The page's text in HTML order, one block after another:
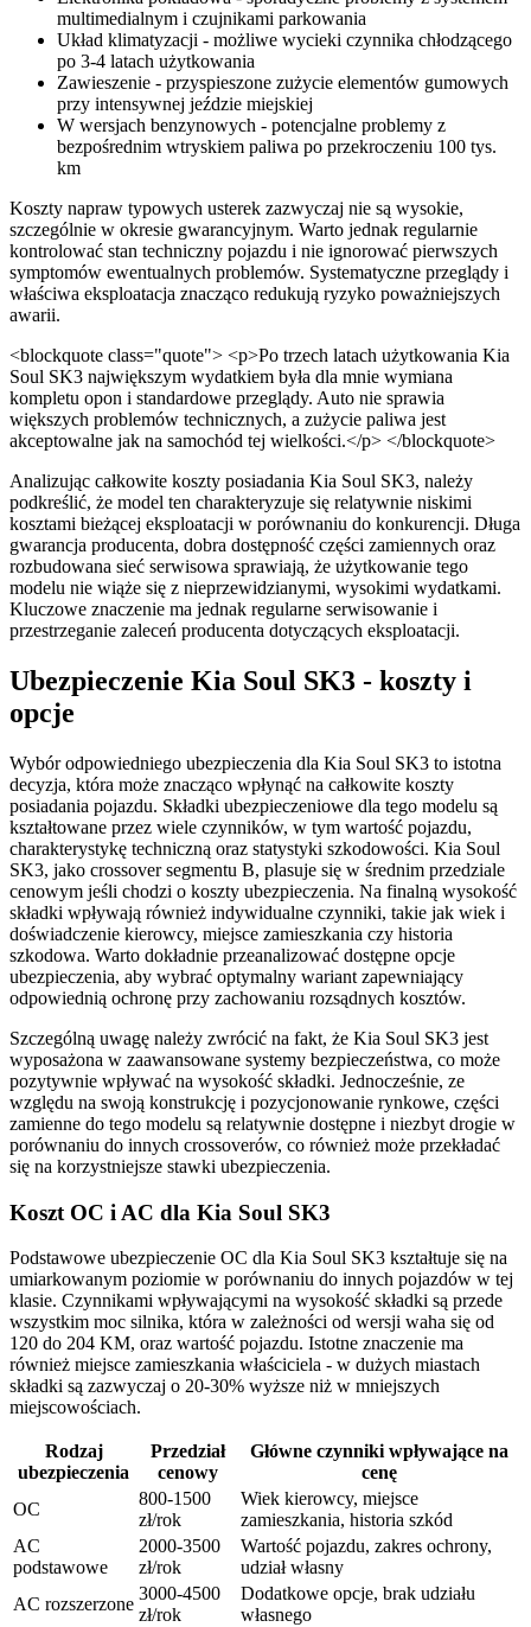
multimedialnym i czujnikami parkowania
Układ klimatyzacji - możliwe wycieki czynnika chłodzącego
po 3-4 latach użytkowania
Zawieszenie - przyspieszone zużycie elementów gumowych
przy intensywnej jeździe miejskiej
W wersjach benzynowych - potencjalne problemy z
bezpośrednim wtryskiem paliwa po przekroczeniu 100 tys.
km
Koszty napraw typowych usterek zazwyczaj nie są wysokie,
szczególnie w okresie gwarancyjnym. Warto jednak regularnie
kontrolować stan techniczny pojazdu i nie ignorować pierwszych
symptomów ewentualnych problemów. Systematyczne przeglądy i
właściwa eksploatacja znacząco redukują ryzyko poważniejszych
awarii.
<blockquote class="quote"> <p>Po trzech latach użytkowania Kia
Soul SK3 największym wydatkiem była dla mnie wymiana
kompletu opon i standardowe przeglądy. Auto nie sprawia
większych problemów technicznych, a zużycie paliwa jest
akceptowalne jak na samochód tej wielkości.</p> </blockquote>
Analizując całkowite koszty posiadania Kia Soul SK3, należy
podkreślić, że model ten charakteryzuje się relatywnie niskimi
kosztami bieżącej eksploatacji w porównaniu do konkurencji. Długa
gwarancja producenta, dobra dostępność części zamiennych oraz
rozbudowana sieć serwisowa sprawiają, że użytkowanie tego
modelu nie wiąże się z nieprzewidzianymi, wysokimi wydatkami.
Kluczowe znaczenie ma jednak regularne serwisowanie i
przestrzeganie zaleceń producenta dotyczących eksploatacji.
Ubezpieczenie Kia Soul SK3 - koszty i
opcje
Wybór odpowiedniego ubezpieczenia dla Kia Soul SK3 to istotna
decyzja, która może znacząco wpłynąć na całkowite koszty
posiadania pojazdu. Składki ubezpieczeniowe dla tego modelu są
kształtowane przez wiele czynników, w tym wartość pojazdu,
charakterystykę techniczną oraz statystyki szkodowości. Kia Soul
SK3, jako crossover segmentu B, plasuje się w średnim przedziale
cenowym jeśli chodzi o koszty ubezpieczenia. Na finalną wysokość
składki wpływają również indywidualne czynniki, takie jak wiek i
doświadczenie kierowcy, miejsce zamieszkania czy historia
szkodowa. Warto dokładnie przeanalizować dostępne opcje
ubezpieczenia, aby wybrać optymalny wariant zapewniający
odpowiednią ochronę przy zachowaniu rozsądnych kosztów.
Szczególną uwagę należy zwrócić na fakt, że Kia Soul SK3 jest
wyposażona w zaawansowane systemy bezpieczeństwa, co może
pozytywnie wpływać na wysokość składki. Jednocześnie, ze
względu na swoją konstrukcję i pozycjonowanie rynkowe, części
zamienne do tego modelu są relatywnie dostępne i niezbyt drogie w
porównaniu do innych crossoverów, co również może przekładać
się na korzystniejsze stawki ubezpieczenia.
Koszt OC i AC dla Kia Soul SK3
Podstawowe ubezpieczenie OC dla Kia Soul SK3 kształtuje się na
umiarkowanym poziomie w porównaniu do innych pojazdów w tej
klasie. Czynnikami wpływającymi na wysokość składki są przede
wszystkim moc silnika, która w zależności od wersji waha się od
120 do 204 KM, oraz wartość pojazdu. Istotne znaczenie ma
również miejsce zamieszkania właściciela - w dużych miastach
składki są zazwyczaj o 20-30% wyższe niż w mniejszych
miejscowościach.
Rodzaj
ubezpieczenia
Przedział
cenowy
Główne czynniki wpływające na
cenę
OC
800-1500
zł/rok
Wiek kierowcy, miejsce
zamieszkania, historia szkód
AC
podstawowe
2000-3500
zł/rok
Wartość pojazdu, zakres ochrony,
udział własny
AC rozszerzone
3000-4500
zł/rok
Dodatkowe opcje, brak udziału
własnego